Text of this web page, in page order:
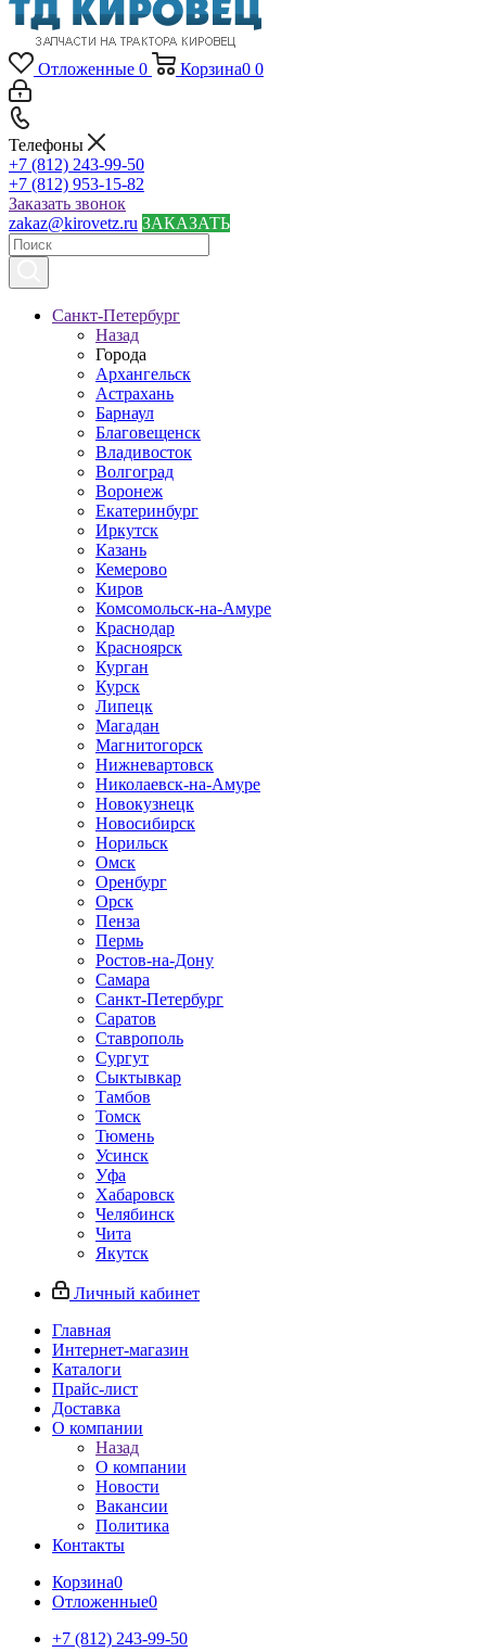
Отложенные 0 Корзина0 0
Телефоны
+7 (812) 243-99-50
+7 (812) 953-15-82
Заказать звонок
zakaz@kirovetz.ru ЗАКАЗАТЬ
Санкт-Петербург
Назад
Города
Архангельск
Астрахань
Барнаул
Благовещенск
Владивосток
Волгоград
Воронеж
Екатеринбург
Иркутск
Казань
Кемерово
Киров
Комсомольск-на-Амуре
Краснодар
Красноярск
Курган
Курск
Липецк
Магадан
Магнитогорск
Нижневартовск
Николаевск-на-Амуре
Новокузнецк
Новосибирск
Норильск
Омск
Оренбург
Орск
Пенза
Пермь
Ростов-на-Дону
Самара
Санкт-Петербург
Саратов
Ставрополь
Сургут
Сыктывкар
Тамбов
Томск
Тюмень
Усинск
Уфа
Хабаровск
Челябинск
Чита
Якутск
Личный кабинет
Главная
Интернет-магазин
Каталоги
Прайс-лист
Доставка
О компании
Назад
О компании
Новости
Вакансии
Политика
Контакты
Корзина0
Отложенные0
+7 (812) 243-99-50